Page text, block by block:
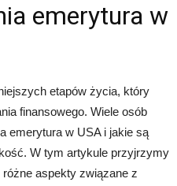
emerytura w
etapów życia, który
finansowego. Wiele osób
emerytura w USA i jakie są
W tym artykule przyjrzymy
aspekty związane z